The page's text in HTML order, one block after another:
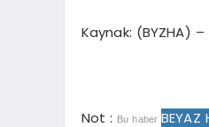
Kaynak: (BYZHA)
Not : Bu haber BEYAZ